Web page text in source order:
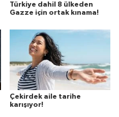
Türkiye dahil 8 ülkeden
Gazze için ortak kınama!
Çekirdek aile tarihe
karışıyor!